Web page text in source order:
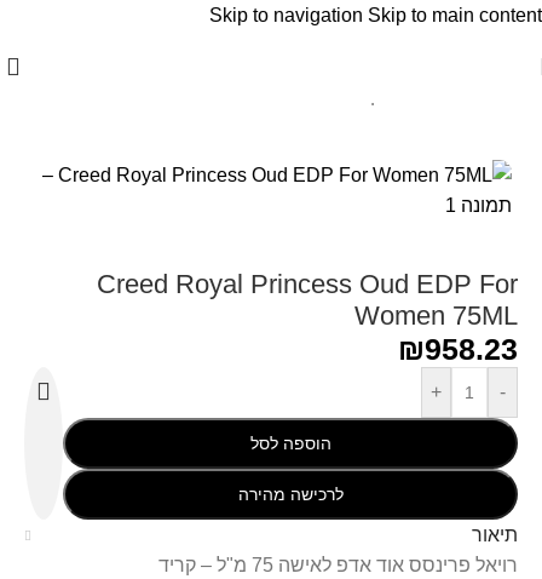
Skip to navigation Skip to main content
Creed Royal Princess Oud EDP For
Women 75ML
₪958.23
-
+
הוספה לסל
לרכישה מהירה
תיאור
רויאל פרינסס אוד אדפ לאישה 75 מ"ל – קריד